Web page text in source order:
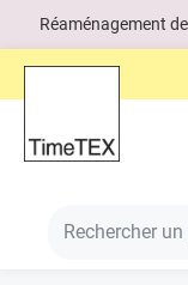
Réaménagement